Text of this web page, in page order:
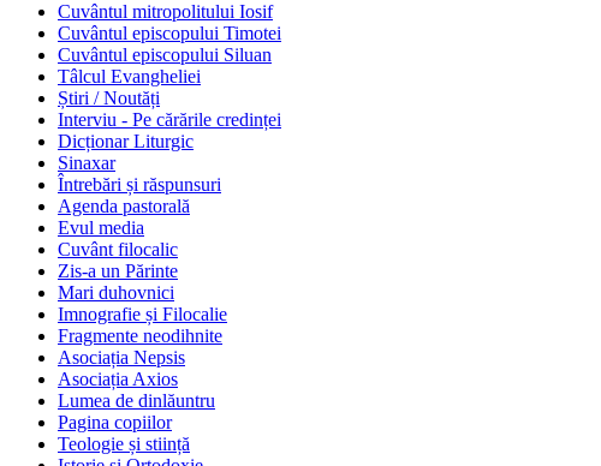
Cuvântul mitropolitului Iosif
Cuvântul episcopului Timotei
Cuvântul episcopului Siluan
Tâlcul Evangheliei
Știri / Noutăți
Interviu - Pe cărările credinței
Dicționar Liturgic
Sinaxar
Întrebări și răspunsuri
Agenda pastorală
Evul media
Cuvânt filocalic
Zis-a un Părinte
Mari duhovnici
Imnografie și Filocalie
Fragmente neodihnite
Asociația Nepsis
Asociația Axios
Lumea de dinlăuntru
Pagina copiilor
Teologie și stiință